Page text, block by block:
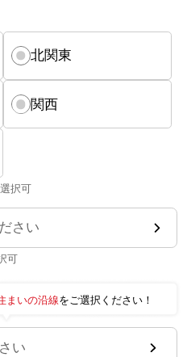
北関東
関西
択可
さい
可
まいの沿線をご選択ください！
い